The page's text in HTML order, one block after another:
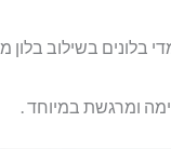
בלונים בשילוב
ומרגשת במיוחד .